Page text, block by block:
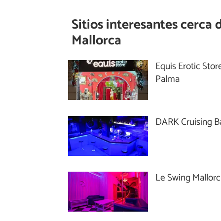
Sitios interesantes cerca
Mallorca
Equis Erotic
Palma
DARK Cruising
Le Swing